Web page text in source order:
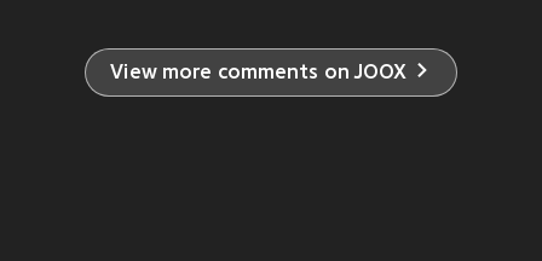
View more comments on JOOX